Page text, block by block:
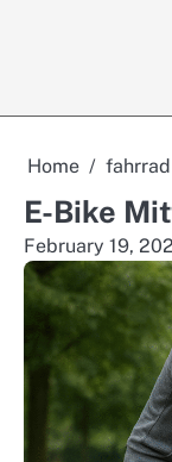
Home fahrrad
E-Bike
February 19,